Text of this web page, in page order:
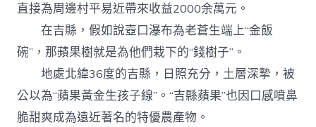
直接為周邊村平易近帶來收益2000余萬元。
在吉縣，假如說壺口瀑布為老蒼生端上“金飯
碗”，那蘋果樹就是為他們栽下的“錢樹子”。
地處北緯36度的吉縣，日照充分，土層深摯，被
公以為“蘋果黃金生孩子線”。“吉縣蘋果”也因口感噴鼻
脆甜爽成為遠近著名的特優農產物。